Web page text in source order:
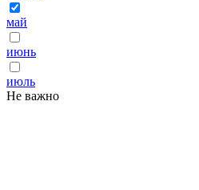
май
июнь
июль
Не важно